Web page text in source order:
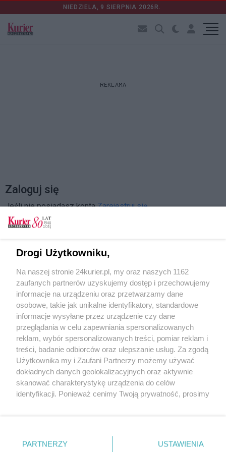
NIEDZIELA, 9 SIERPNIA 2026R.
REKLAMA
Zaloguj się
Jeśli nie posiadasz kontaZarejestruj się
Zapamiętać?
Zaloguj
Zapomniałem hasła
Copyright © 2022 Kurier Szczeciński sp. z o.o.
Drogi Użytkowniku,
Na naszej stronie 24kurier.pl, my oraz naszych 1162
zaufanych partnerów uzyskujemy dostęp i przechowujemy
informacje na urządzeniu oraz przetwarzamy dane
osobowe, takie jak unikalne identyfikatory, standardowe
informacje wysyłane przez urządzenie czy dane
przeglądania w celu zapewniania spersonalizowanych
reklam, wybór spersonalizowanych treści, pomiar reklam i
treści, badanie odbiorców oraz ulepszanie usług. Za zgodą
Użytkownika my i Zaufani Partnerzy możemy używać
dokładnych danych geolokalizacyjnych oraz aktywnie
skanować charakterystykę urządzenia do celów
identyfikacji. Ponieważ cenimy Twoją prywatność, prosimy
prywatności znajdujący się w lewym dolnym rogu strony
. Niektóre rodzaje przetwarzania danych nie wymagają
PARTNERZY USTAWIENIA